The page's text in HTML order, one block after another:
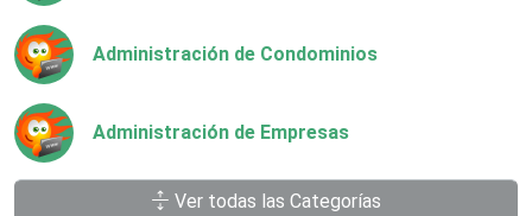
Administración de Condominios
Administración de Empresas
Agencias Aduanales
Ver todas las Categorías